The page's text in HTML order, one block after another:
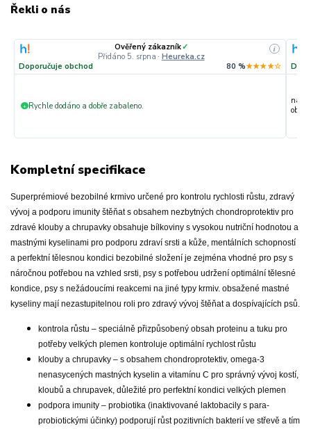
Řekli o nás
Ověřený zákazník✓
Přidáno 5. srpna · Heureka.cz
i
Doporučuje obchod 80 %★★★★☆
+ Rychle dodáno a dobře zabaleno.
Kompletní specifikace
Superprémiové bezobilné krmivo určené pro kontrolu rychlosti růstu, zdravý
vývoj a podporu imunity štěňat s obsahem nezbytných chondroprotektiv pro
zdravé klouby a chrupavky obsahuje bílkoviny s vysokou nutriční hodnotou a
mastnými kyselinami pro podporu zdraví srsti a kůže, mentálních schopností
a perfektní tělesnou kondici bezobilné složení je zejména vhodné pro psy s
náročnou potřebou na vzhled srsti, psy s potřebou udržení optimální tělesné
kondice, psy s nežádoucími reakcemi na jiné typy krmiv. obsažené mastné
kyseliny mají nezastupitelnou roli pro zdravý vývoj štěňat a dospívajících psů.
kontrola růstu – speciálně přizpůsobený obsah proteinu a tuku pro
potřeby velkých plemen kontroluje optimální rychlost růstu
klouby a chrupavky – s obsahem chondroprotektiv, omega-3
nenasycených mastných kyselin a vitamínu C pro správný vývoj kostí,
kloubů a chrupavek, důležité pro perfektní kondici velkých plemen
podpora imunity – probiotika (inaktivované laktobacily s para-
probiotickými účinky) podporují růst pozitivních bakterií ve střevě a tím